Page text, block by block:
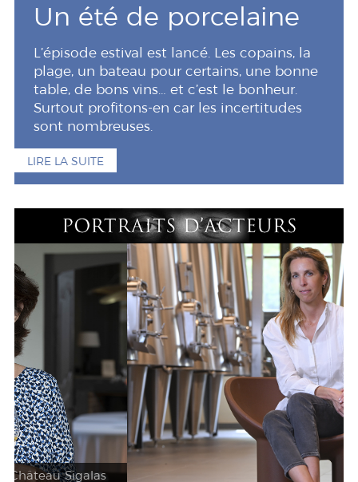
Un été de porcelaine
L’épisode estival est lancé. Les copains, la
plage, un bateau pour certains, une bonne
table, de bons vins… et c’est le bonheur.
Surtout profitons-en car les incertitudes
sont nombreuses.
LIRE LA SUITE